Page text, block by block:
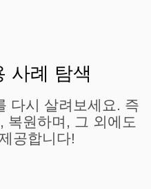
사례 탐색
다시 살려보세요. 즉
복원하며, 그 외에도
공합니다!